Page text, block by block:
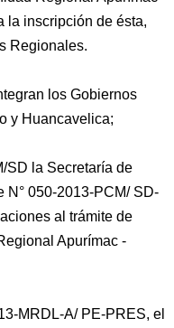
la inscripción de ésta,
Regionales.
los Gobiernos
y Huancavelica;
SD la Secretaría de
N° 050-2013-PCM/ SD-
al trámite de
Apurímac -
MRDL-A/ PE-PRES, el